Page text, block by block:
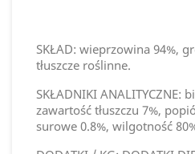
SKŁAD: wieprzowina 94%,
tłuszcze roślinne.
SKŁADNIKI ANALITYCZNE:
zawartość tłuszczu 7%,
surowe 0.8%, wilgotność